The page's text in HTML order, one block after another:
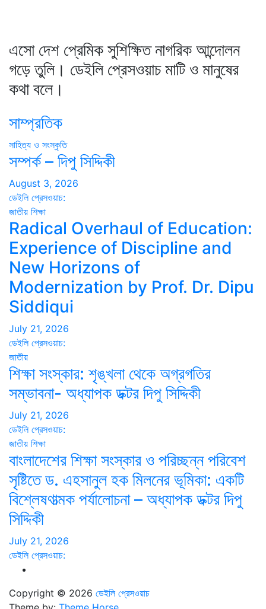
এসো দেশ প্রেমিক সুশিক্ষিত নাগরিক আন্দোলন
গড়ে তুলি। ডেইলি প্রেসওয়াচ মাটি ও মানুষের
কথা বলে।
সাম্প্রতিক
সাহিত্য ও সংস্কৃতি
সম্পর্ক – দিপু সিদ্দিকী
August 3, 2026
ডেইলি প্রেসওয়াচ:
জাতীয় শিক্ষা
Radical Overhaul of Education:
Experience of Discipline and
New Horizons of
Modernization by Prof. Dr. Dipu
Siddiqui
July 21, 2026
ডেইলি প্রেসওয়াচ:
জাতীয়
শিক্ষা সংস্কার: শৃঙ্খলা থেকে অগ্রগতির
সম্ভাবনা- অধ্যাপক ডক্টর দিপু সিদ্দিকী
July 21, 2026
ডেইলি প্রেসওয়াচ:
জাতীয় শিক্ষা
বাংলাদেশের শিক্ষা সংস্কার ও পরিচ্ছন্ন পরিবেশ
সৃষ্টিতে ড. এহসানুল হক মিলনের ভূমিকা: একটি
বিশ্লেষণাত্মক পর্যালোচনা – অধ্যাপক ডক্টর দিপু
সিদ্দিকী
July 21, 2026
ডেইলি প্রেসওয়াচ:
Copyright © 2026 ডেইলি প্রেসওয়াচ